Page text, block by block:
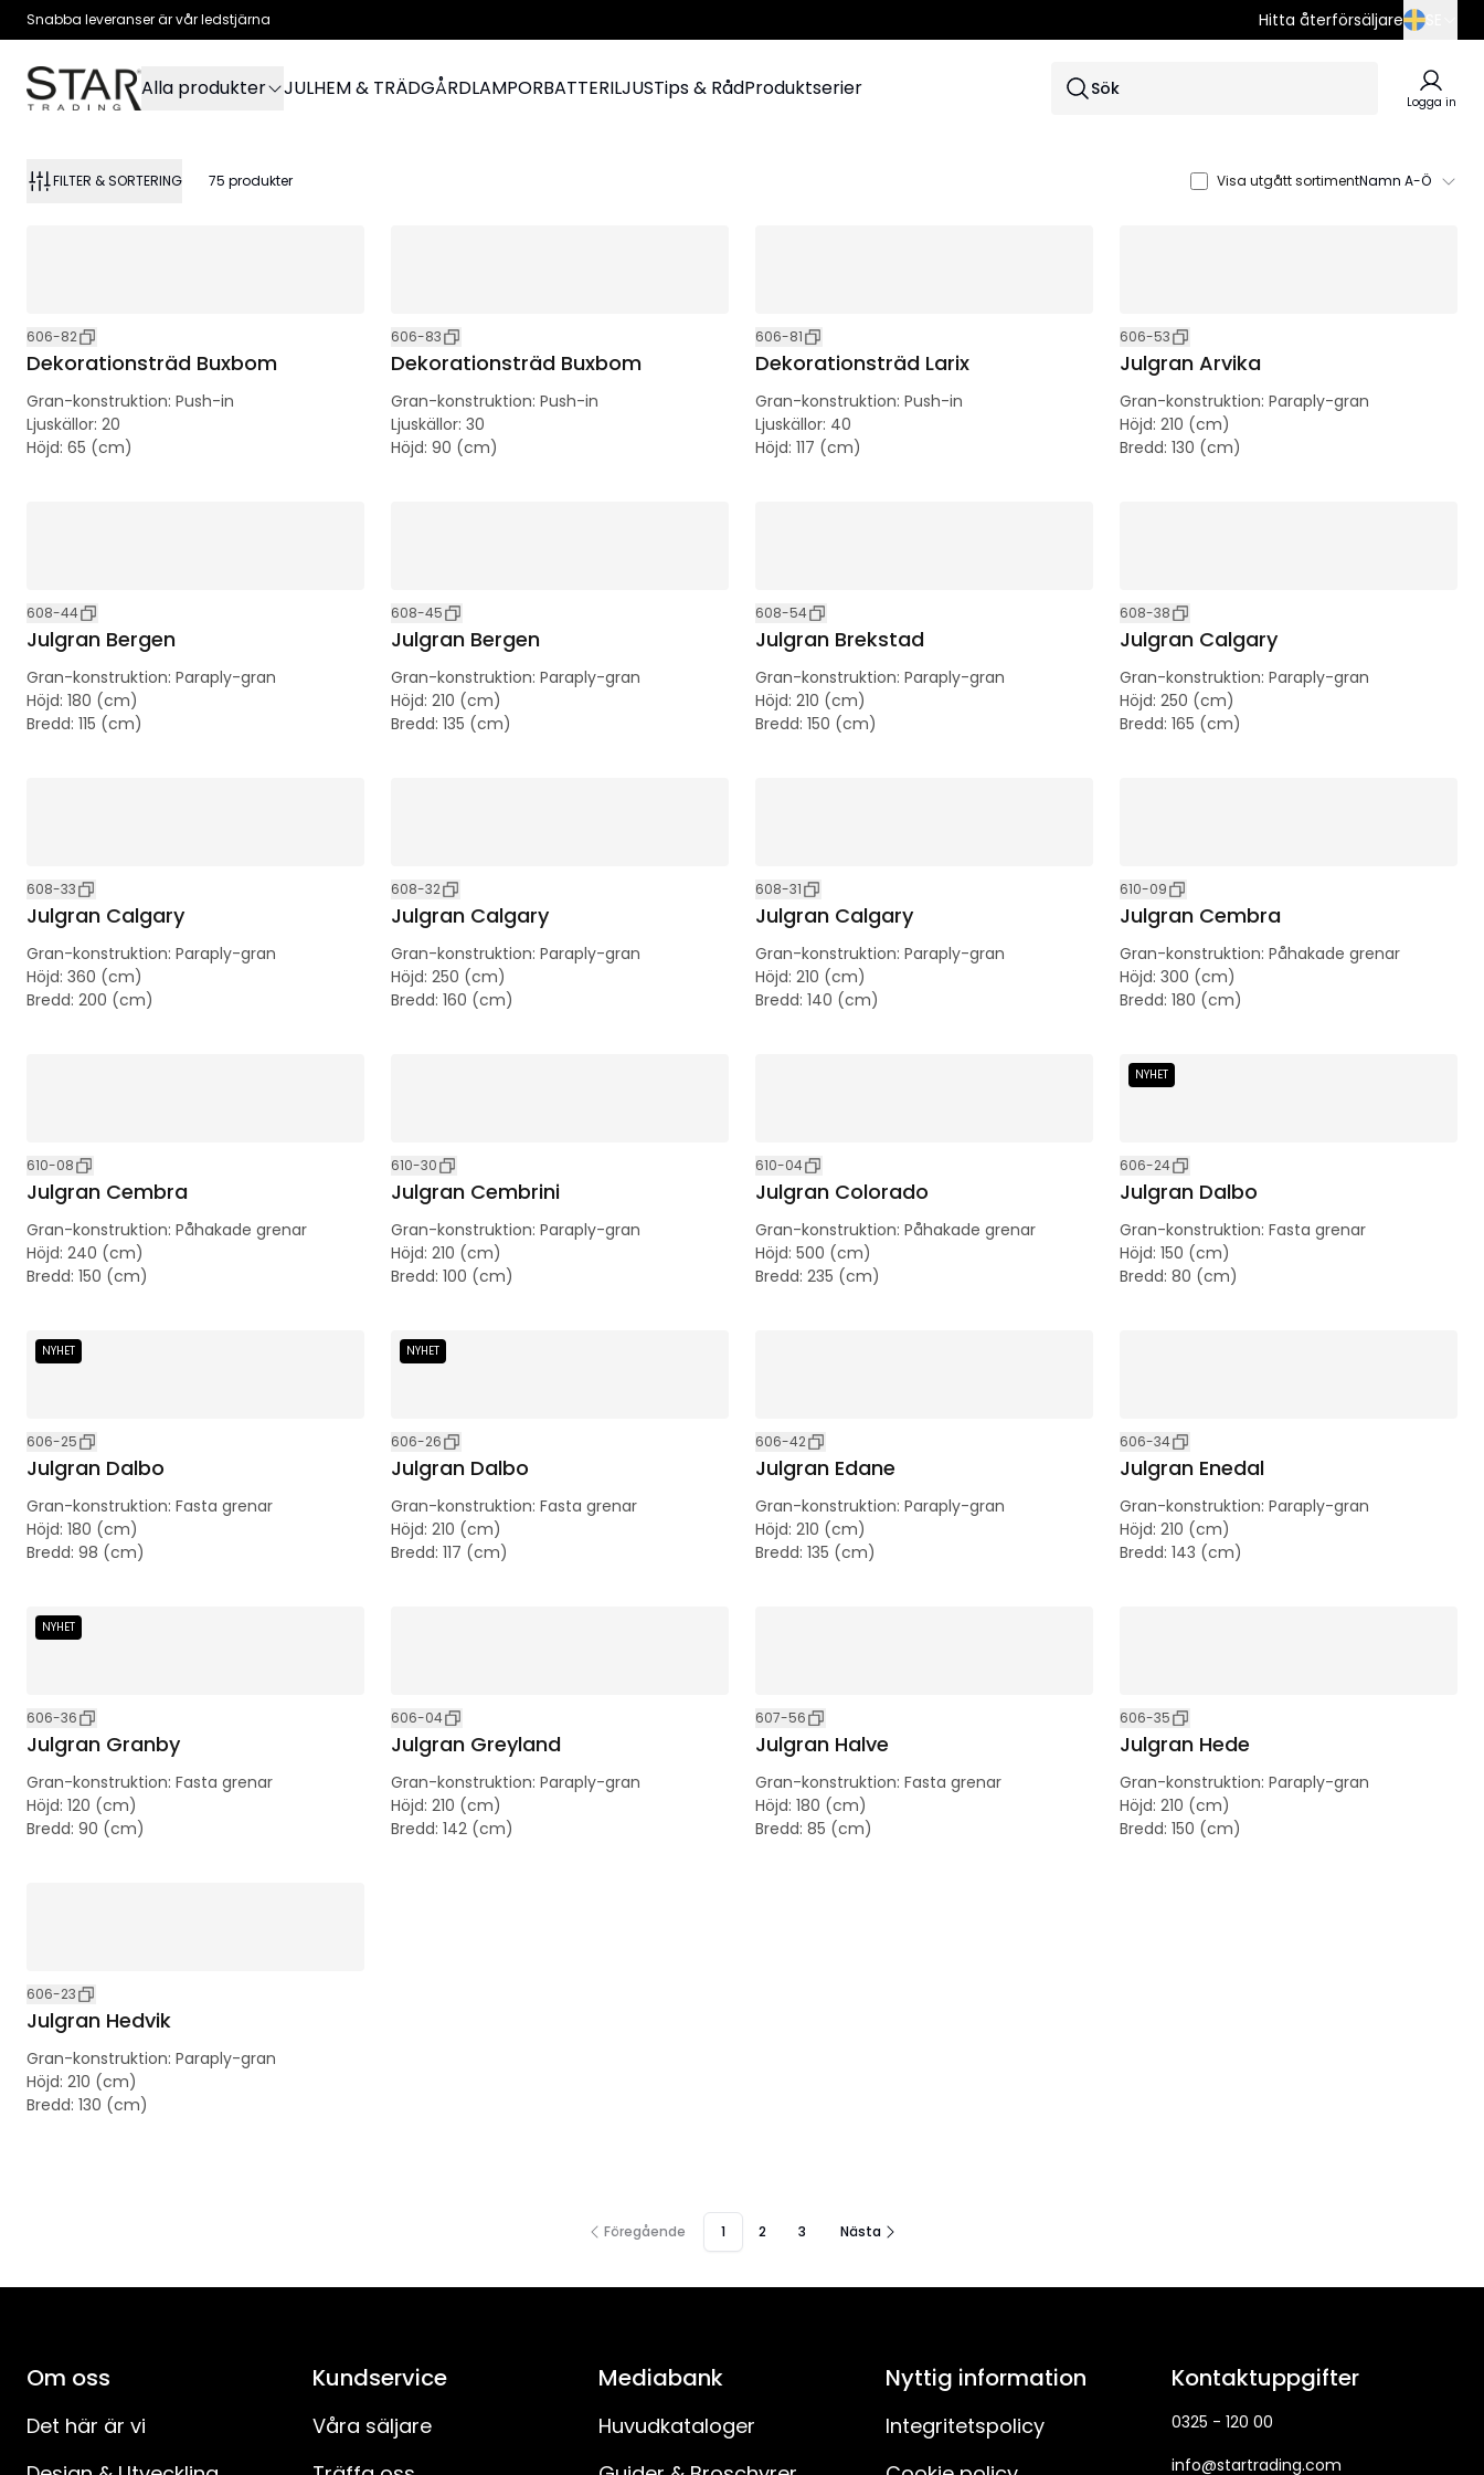
Snabba leveranser är vår ledstjärna Hitta återförsäljare
SE
EN
Alla produkter JULHEM & TRÄDGÅRDLAMPORBATTERILJUSTips & RådProduktserier Sök
Logga in
FILTER & SORTERING 75 produkter Visa utgått sortimentNamn A-Ö
606-82
Dekorationsträd Buxbom
Gran-konstruktion: Push-in
Ljuskällor: 20
Höjd: 65 (cm)
606-83
Dekorationsträd Buxbom
Gran-konstruktion: Push-in
Ljuskällor: 30
Höjd: 90 (cm)
606-81
Dekorationsträd Larix
Gran-konstruktion: Push-in
Ljuskällor: 40
Höjd: 117 (cm)
606-53
Julgran Arvika
Gran-konstruktion: Paraply-gran
Höjd: 210 (cm)
Bredd: 130 (cm)
608-44
Julgran Bergen
Gran-konstruktion: Paraply-gran
Höjd: 180 (cm)
Bredd: 115 (cm)
608-45
Julgran Bergen
Gran-konstruktion: Paraply-gran
Höjd: 210 (cm)
Bredd: 135 (cm)
608-54
Julgran Brekstad
Gran-konstruktion: Paraply-gran
Höjd: 210 (cm)
Bredd: 150 (cm)
608-38
Julgran Calgary
Gran-konstruktion: Paraply-gran
Höjd: 250 (cm)
Bredd: 165 (cm)
608-33
Julgran Calgary
Gran-konstruktion: Paraply-gran
Höjd: 360 (cm)
Bredd: 200 (cm)
608-32
Julgran Calgary
Gran-konstruktion: Paraply-gran
Höjd: 250 (cm)
Bredd: 160 (cm)
608-31
Julgran Calgary
Gran-konstruktion: Paraply-gran
Höjd: 210 (cm)
Bredd: 140 (cm)
610-09
Julgran Cembra
Gran-konstruktion: Påhakade grenar
Höjd: 300 (cm)
Bredd: 180 (cm)
610-08
Julgran Cembra
Gran-konstruktion: Påhakade grenar
Höjd: 240 (cm)
Bredd: 150 (cm)
610-30
Julgran Cembrini
Gran-konstruktion: Paraply-gran
Höjd: 210 (cm)
Bredd: 100 (cm)
610-04
Julgran Colorado
Gran-konstruktion: Påhakade grenar
Höjd: 500 (cm)
Bredd: 235 (cm)
NYHET
606-24
Julgran Dalbo
Gran-konstruktion: Fasta grenar
Höjd: 150 (cm)
Bredd: 80 (cm)
NYHET
606-25
Julgran Dalbo
Gran-konstruktion: Fasta grenar
Höjd: 180 (cm)
Bredd: 98 (cm)
NYHET
606-26
Julgran Dalbo
Gran-konstruktion: Fasta grenar
Höjd: 210 (cm)
Bredd: 117 (cm)
606-42
Julgran Edane
Gran-konstruktion: Paraply-gran
Höjd: 210 (cm)
Bredd: 135 (cm)
606-34
Julgran Enedal
Gran-konstruktion: Paraply-gran
Höjd: 210 (cm)
Bredd: 143 (cm)
NYHET
606-36
Julgran Granby
Gran-konstruktion: Fasta grenar
Höjd: 120 (cm)
Bredd: 90 (cm)
606-04
Julgran Greyland
Gran-konstruktion: Paraply-gran
Höjd: 210 (cm)
Bredd: 142 (cm)
607-56
Julgran Halve
Gran-konstruktion: Fasta grenar
Höjd: 180 (cm)
Bredd: 85 (cm)
606-35
Julgran Hede
Gran-konstruktion: Paraply-gran
Höjd: 210 (cm)
Bredd: 150 (cm)
606-23
Julgran Hedvik
Gran-konstruktion: Paraply-gran
Höjd: 210 (cm)
Bredd: 130 (cm)
Föregående 1 2 3 Nästa
Om oss
Det här är vi
Kundservice
Våra säljare
Mediabank
Huvudkataloger
Nyttig information
Integritetspolicy
Kontaktuppgifter
0325 - 120 00
info@startrading.com